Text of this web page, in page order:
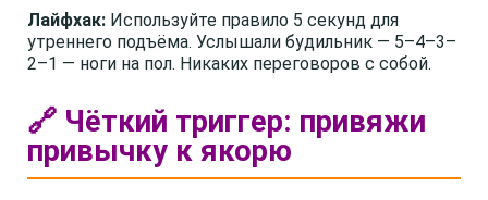
Лайфхак: Используйте правило 5 секунд для
утреннего подъёма. Услышали будильник — 5–4–3–
2–1 — ноги на пол. Никаких переговоров с собой.
🔗 Чёткий триггер: привяжи
привычку к якорю